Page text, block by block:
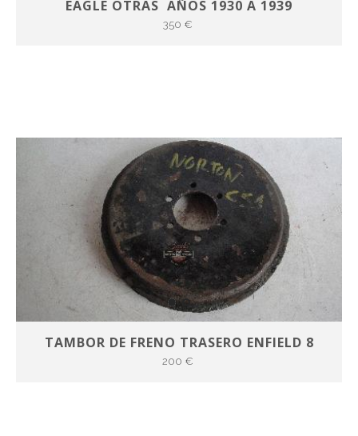
EAGLE OTRAS AÑOS 1930 A 1939
350 €
TAMBOR DE FRENO TRASERO ENFIELD 8
200 €